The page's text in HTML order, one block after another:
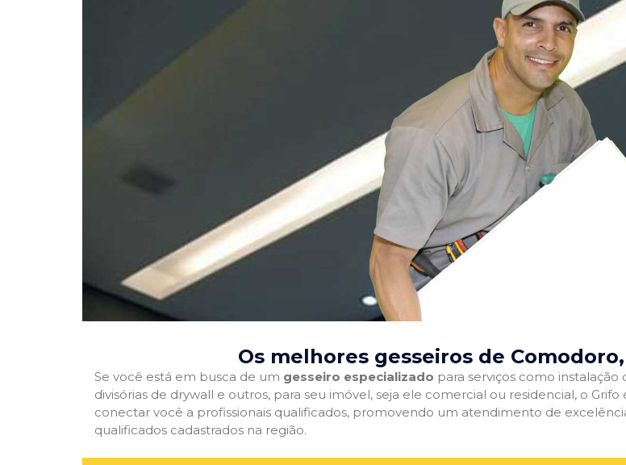
Os melhores gesseiros de
Se você está em busca de um gesseiro especializado para serviços como
divisórias de drywall e outros, para seu imóvel, seja ele comercial ou residencial, o
conectar você a profissionais qualificados, promovendo um atendimento de
qualificados cadastrados na região.